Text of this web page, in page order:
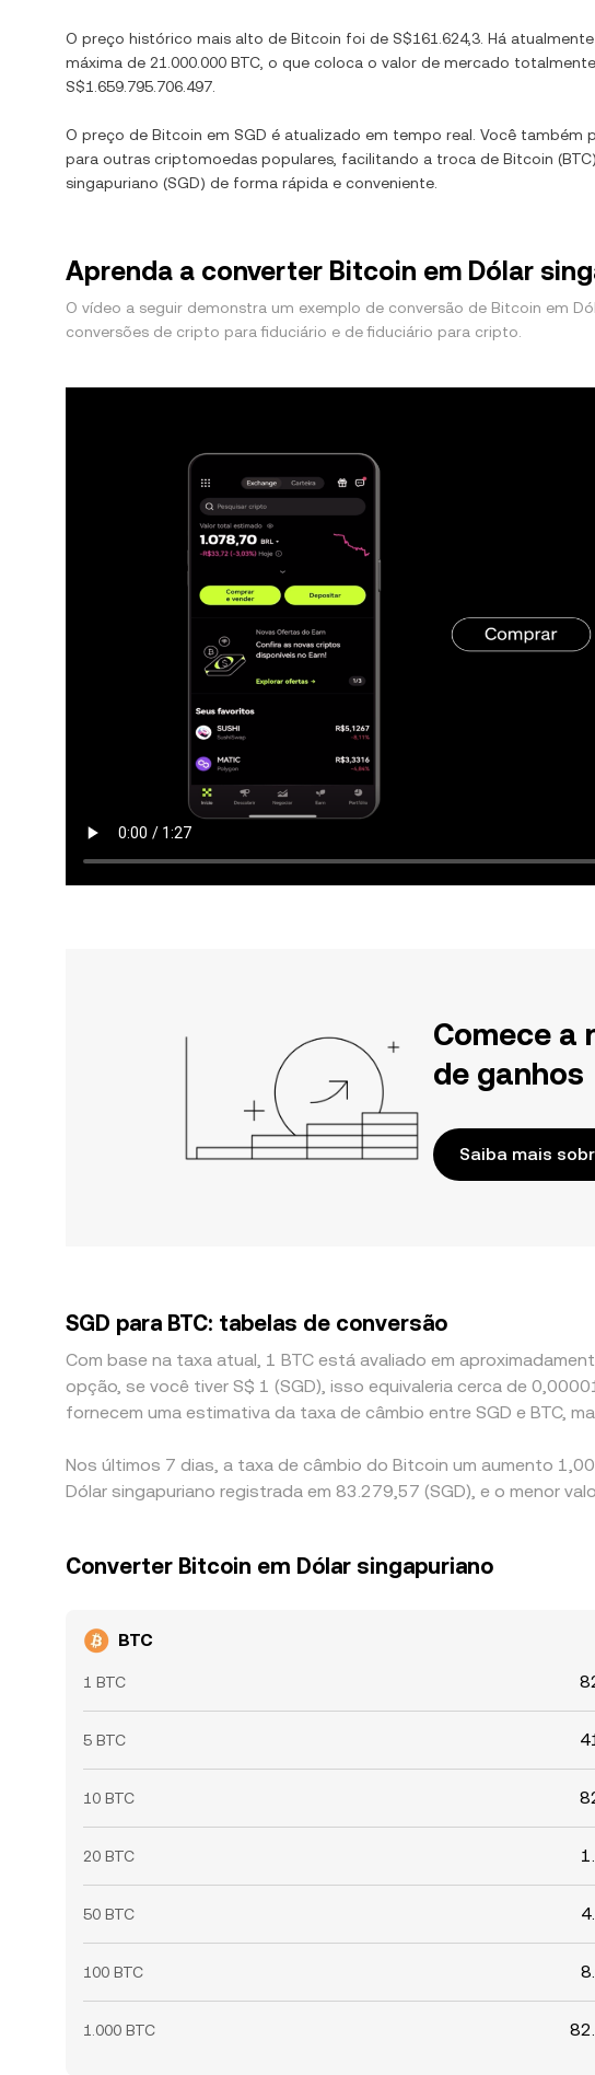
O preço histórico mais alto de Bitcoin foi de S$161.624,3 . Há atualmente
máxima de 21.000.000 BTC , o que coloca o valor de mercado
S$1.659.795.706.497
O preço de Bitcoin em SGD é atualizado em tempo real. Você também
para outras criptomoedas populares, facilitando a troca de Bitcoin (BTC
singapuriano (SGD) de forma rápida e conveniente.
Aprenda a converter Bitcoin em Dólar
O vídeo a seguir demonstra um exemplo de conversão de Bitcoin em
conversões de cripto para fiduciário e de fiduciário para cripto.
Comece a
de ganhos
Saiba mais
SGD para BTC: tabelas de conversão
Com base na taxa atual, 1 BTC está avaliado em
opção, se você tiver S$ 1 (SGD), isso equivaleria cerca de
fornecem uma estimativa da taxa de câmbio entre SGD e BTC,
Nos últimos 7 dias, a taxa de câmbio do Bitcoin um aumento
Dólar singapuriano registrada em 83.279,57 (SGD), e o menor
Converter Bitcoin em Dólar singapuriano
BTC
1 BTC
5 BTC
10 BTC
20 BTC
50 BTC
100 BTC
1.000 BTC